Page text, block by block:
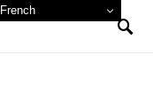
French